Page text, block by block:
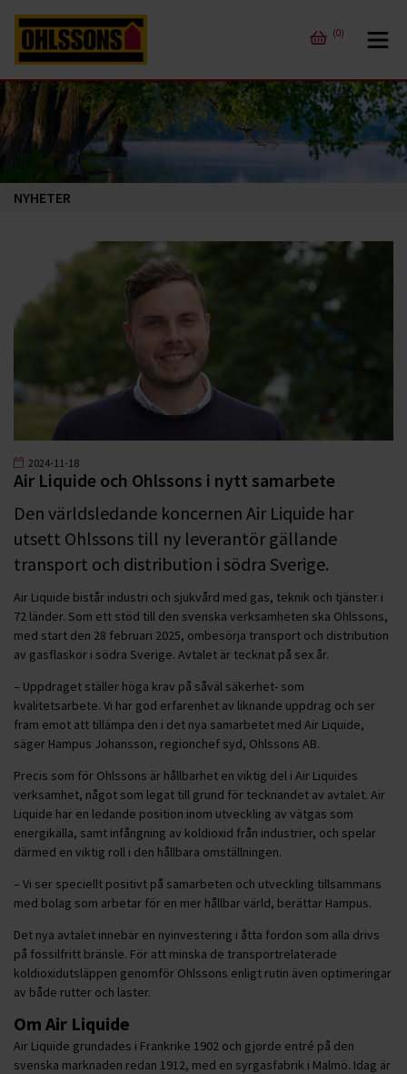
(0)
NYHETER
2024-11-18
Air Liquide och Ohlssons i nytt samarbete
Den världsledande koncernen Air Liquide har
utsett Ohlssons till ny leverantör gällande
transport och distribution i södra Sverige.
Air Liquide bistår industri och sjukvård med gas, teknik och tjänster i
72 länder. Som ett stöd till den svenska verksamheten ska Ohlssons,
med start den 28 februari 2025, ombesörja transport och distribution
av gasflaskor i södra Sverige. Avtalet är tecknat på sex år.
– Uppdraget ställer höga krav på såväl säkerhet- som
kvalitetsarbete. Vi har god erfarenhet av liknande uppdrag och ser
fram emot att tillämpa den i det nya samarbetet med Air Liquide,
säger Hampus Johansson, regionchef syd, Ohlssons AB.
Precis som för Ohlssons är hållbarhet en viktig del i Air Liquides
verksamhet, något som legat till grund för tecknandet av avtalet. Air
Liquide har en ledande position inom utveckling av vätgas som
energikälla, samt infångning av koldioxid från industrier, och spelar
därmed en viktig roll i den hållbara omställningen.
– Vi ser speciellt positivt på samarbeten och utveckling tillsammans
med bolag som arbetar för en mer hållbar värld, berättar Hampus.
Det nya avtalet innebär en nyinvestering i åtta fordon som alla drivs
på fossilfritt bränsle. För att minska de transportrelaterade
koldioxidutsläppen genomför Ohlssons enligt rutin även optimeringar
av både rutter och laster.
Om Air Liquide
Air Liquide grundades i Frankrike 1902 och gjorde entré på den
svenska marknaden redan 1912, med en syrgasfabrik i Malmö. Idag är